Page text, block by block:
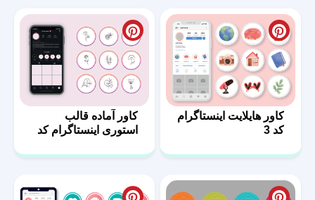
کاور هایلایت اینستاگرام
کد 3
کاور آماده قالب
استوری اینستاگرام کد